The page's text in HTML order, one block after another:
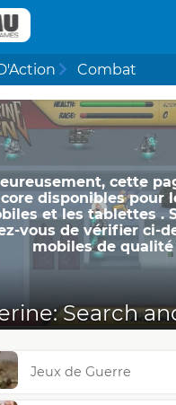
Combat
cette
disponibles pour
et les tablettes .
vous de vérifier ci-
mobiles de qualité
Jeux de Guerre